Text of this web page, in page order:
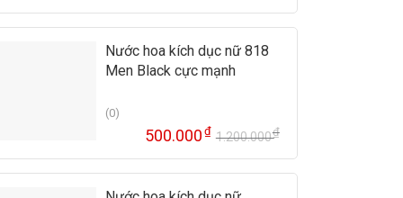
gốc
hiện
Nước hoa kích dục nữ 818
Men Black cực mạnh
(0)
1.200.000₫
gốc
500.000₫
hiện